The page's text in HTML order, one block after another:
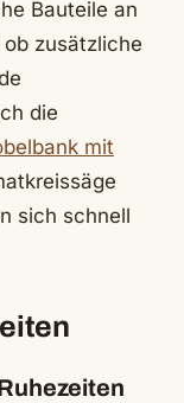
Bauteile an
zusätzliche
die
mit
sich schnell